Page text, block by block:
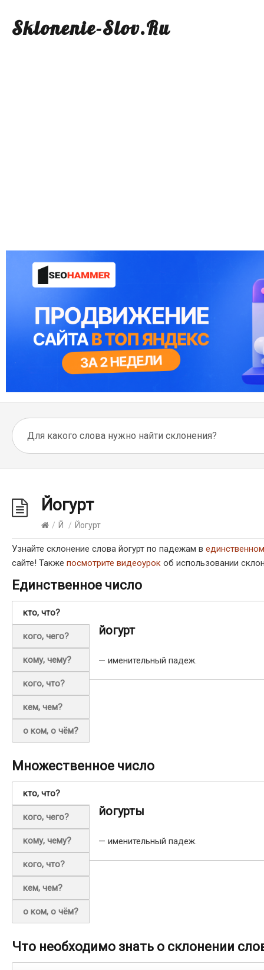
Sklonenie-Slov.Ru
Йогурт
/ Й / Йогурт
Узнайте склонение слова йогурт по падежам в единственном
сайте! Также посмотрите видеоурок об использовании
Единственное число
кто, что?
кого, чего?
кому, чему?
кого, что?
кем, чем?
о ком, о чём?
йогурт
— именительный падеж.
Множественное число
кто, что?
кого, чего?
кому, чему?
кого, что?
кем, чем?
о ком, о чём?
йогурты
— именительный падеж.
Что необходимо знать о склонении